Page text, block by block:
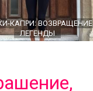
КАПРИ: ВОЗВРАЩЕНИЕ
ЛЕГЕНДЫ